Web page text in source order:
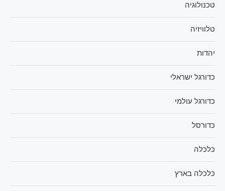
טכנולוגיה
טלוויזיה
יהדות
כדורגל ישראלי
כדורגל עולמי
כדורסל
כלכלה
כלכלה בארץ